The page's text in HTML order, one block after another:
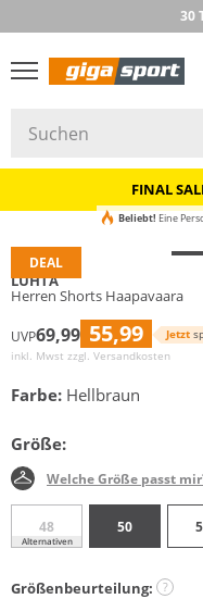
30
FINAL
DEAL
Beliebt! Eine
LUHTA
Herren Shorts Haapavaara
UVP69,99 55,99 Jetzt
inkl. Mwst zzgl. Versandkosten
Farbe: Hellbraun
Größe:
Welche Größe passt
48
Alternativen
50
Größenbeurteilung: ?